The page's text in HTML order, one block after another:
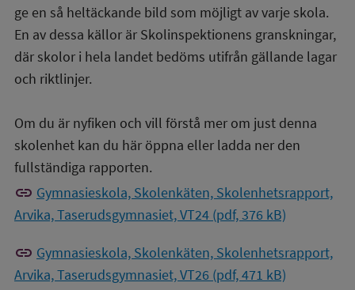
ge en så heltäckande bild som möjligt av varje skola.
En av dessa källor är Skolinspektionens granskningar,
där skolor i hela landet bedöms utifrån gällande lagar
och riktlinjer.
Om du är nyfiken och vill förstå mer om just denna
skolenhet kan du här öppna eller ladda ner den
fullständiga rapporten.
link Gymnasieskola, Skolenkäten, Skolenhetsrapport,
Arvika, Taserudsgymnasiet, VT24 (pdf, 376 kB)
link Gymnasieskola, Skolenkäten, Skolenhetsrapport,
Arvika, Taserudsgymnasiet, VT26 (pdf, 471 kB)